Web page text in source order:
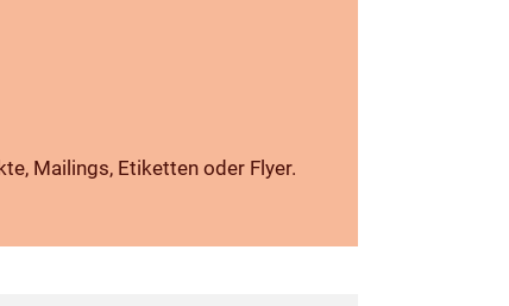
Mailings, Etiketten oder Flyer.